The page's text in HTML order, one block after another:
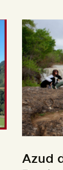
Azud